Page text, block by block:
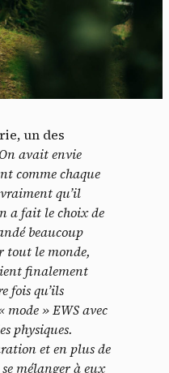
un des
avait envie
comme chaque
qu’il
a fait le choix de
beaucoup
tout le monde,
finalement
fois qu’ils
» EWS avec
physiques.
et en plus de
mélanger à eux